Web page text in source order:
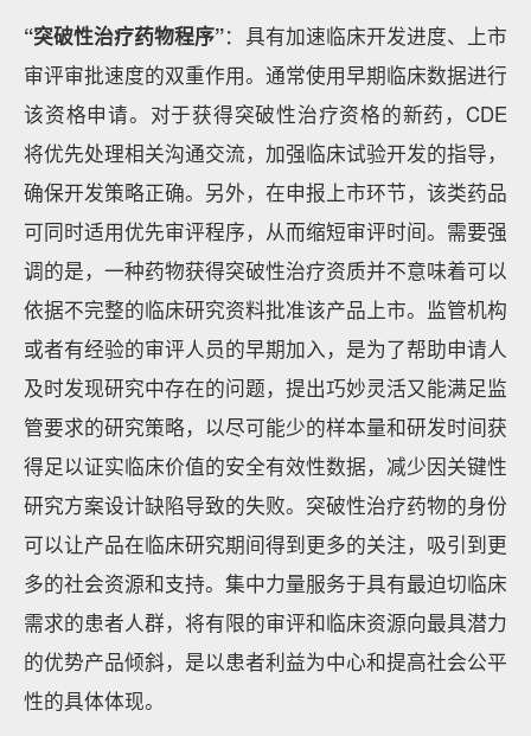
“突破性治疗药物程序”：具有加速临床开发进度、上市
审评审批速度的双重作用。通常使用早期临床数据进行
该资格申请。对于获得突破性治疗资格的新药，CDE
将优先处理相关沟通交流，加强临床试验开发的指导，
确保开发策略正确。另外，在申报上市环节，该类药品
可同时适用优先审评程序，从而缩短审评时间。需要强
调的是，一种药物获得突破性治疗资质并不意味着可以
依据不完整的临床研究资料批准该产品上市。监管机构
或者有经验的审评人员的早期加入，是为了帮助申请人
及时发现研究中存在的问题，提出巧妙灵活又能满足监
管要求的研究策略，以尽可能少的样本量和研发时间获
得足以证实临床价值的安全有效性数据，减少因关键性
研究方案设计缺陷导致的失败。突破性治疗药物的身份
可以让产品在临床研究期间得到更多的关注，吸引到更
多的社会资源和支持。集中力量服务于具有最迫切临床
需求的患者人群，将有限的审评和临床资源向最具潜力
的优势产品倾斜，是以患者利益为中心和提高社会公平
性的具体体现。